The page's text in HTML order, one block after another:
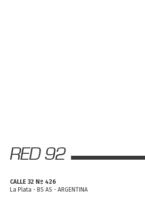
CALLE 32 Nº 426
La Plata - BS AS - ARGENTINA